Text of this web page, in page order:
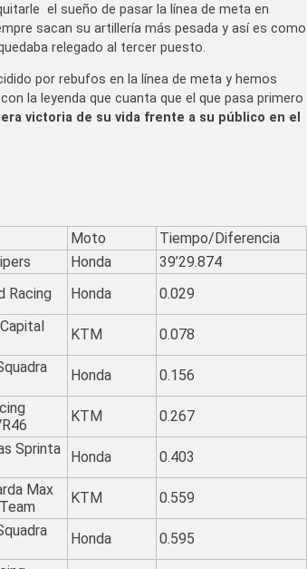
el sueño de pasar la línea de meta en
sacan su artillería más pesada y así es como
relegado al tercer puesto.
por rebufos en la línea de meta y hemos
la leyenda que cuanta que el que pasa primero
victoria de su vida frente a su público en el
Moto
Tiempo/Diferencia
Honda
39’29.874
Racing Honda 0.029
KTM 0.078
Honda 0.156
KTM 0.267
Sprinta
Honda 0.403
Max
KTM 0.559
Honda 0.595